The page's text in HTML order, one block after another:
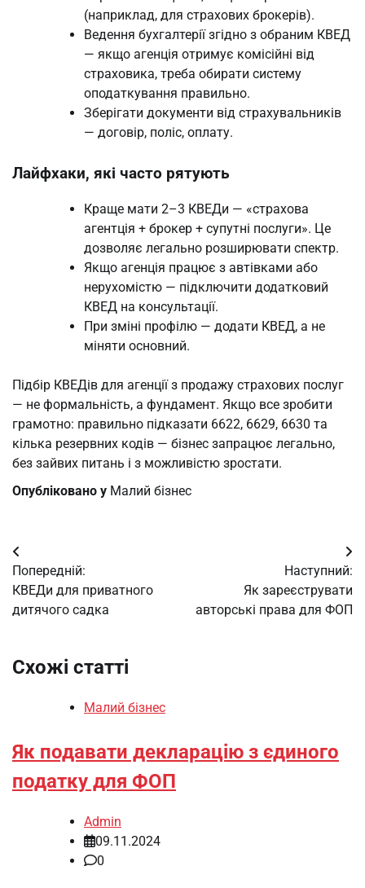
(наприклад, для страхових брокерів).
Ведення бухгалтерії згідно з обраним КВЕД
— якщо агенція отримує комісійні від
страховика, треба обирати систему
оподаткування правильно.
Зберігати документи від страхувальників
— договір, поліс, оплату.
Лайфхаки, які часто рятують
Краще мати 2–3 КВЕДи — «страхова
агентція + брокер + супутні послуги». Це
дозволяє легально розширювати спектр.
Якщо агенція працює з автівками або
нерухомістю — підключити додатковий
КВЕД на консультації.
При зміні профілю — додати КВЕД, а не
міняти основний.
Підбір КВЕДів для агенції з продажу страхових послуг
— не формальність, а фундамент. Якщо все зробити
грамотно: правильно підказати 6622, 6629, 6630 та
кілька резервних кодів — бізнес запрацює легально,
без зайвих питань і з можливістю зростати.
Опубліковано у Малий бізнес
Навігація
записів
Попередній:
КВЕДи для приватного
дитячого садка
Наступний:
Як зареєструвати
авторські права для ФОП
Схожі статті
Малий бізнес
Як подавати декларацію з єдиного
податку для ФОП
Admin
09.11.2024
0